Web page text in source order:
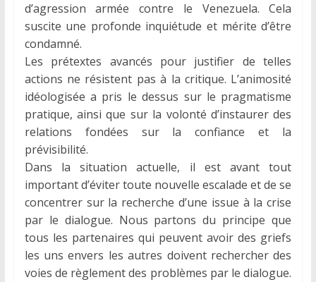
d’agression armée contre le Venezuela. Cela
suscite une profonde inquiétude et mérite d’être
condamné.
Les prétextes avancés pour justifier de telles
actions ne résistent pas à la critique. L’animosité
idéologisée a pris le dessus sur le pragmatisme
pratique, ainsi que sur la volonté d’instaurer des
relations fondées sur la confiance et la
prévisibilité.
Dans la situation actuelle, il est avant tout
important d’éviter toute nouvelle escalade et de se
concentrer sur la recherche d’une issue à la crise
par le dialogue. Nous partons du principe que
tous les partenaires qui peuvent avoir des griefs
les uns envers les autres doivent rechercher des
voies de règlement des problèmes par le dialogue.